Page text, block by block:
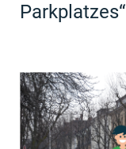
Parkplatzes“